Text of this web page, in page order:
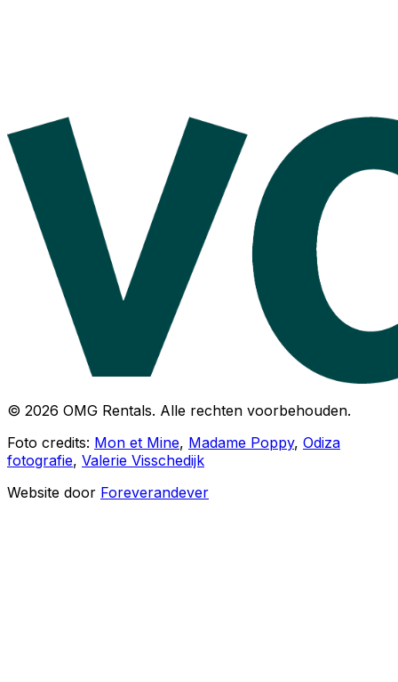
© 2026 OMG Rentals. Alle rechten voorbehouden.
Foto credits: Mon et Mine, Madame Poppy, Odiza
fotografie, Valerie Visschedijk
Website door Foreverandever